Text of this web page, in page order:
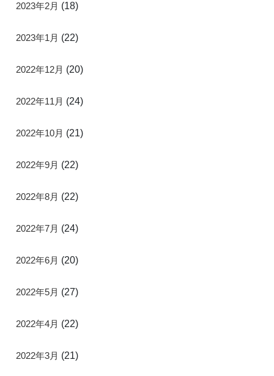
2023年2月 (18)
2023年1月 (22)
2022年12月 (20)
2022年11月 (24)
2022年10月 (21)
2022年9月 (22)
2022年8月 (22)
2022年7月 (24)
2022年6月 (20)
2022年5月 (27)
2022年4月 (22)
2022年3月 (21)